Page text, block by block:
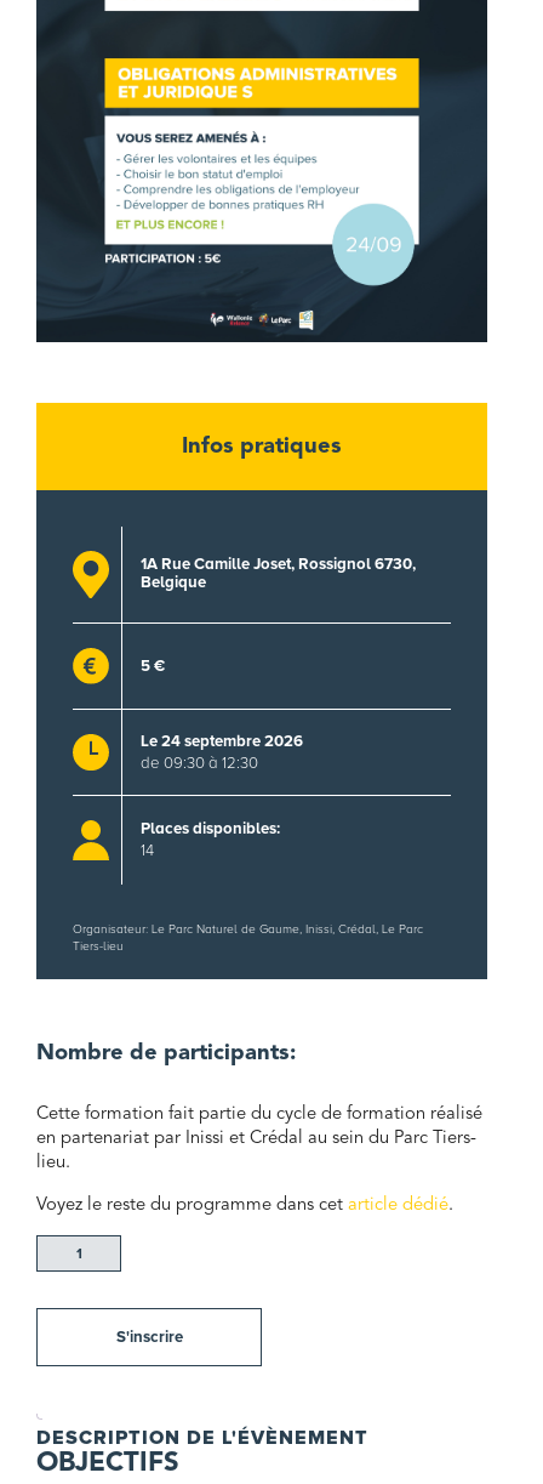
Infos pratiques
1A Rue Camille Joset, Rossignol 6730,
Belgique
5 €
Le 24 septembre 2026
de 09:30 à 12:30
Places disponibles:
14
Organisateur: Le Parc Naturel de Gaume, Inissi, Crédal, Le Parc
Tiers-lieu
Nombre de participants:
Cette formation fait partie du cycle de formation réalisé
en partenariat par Inissi et Crédal au sein du Parc Tiers-
lieu.
Voyez le reste du programme dans cet article dédié.
quantité
de
Obligations
administratives
juridiques
de
ma
S'inscrire
DESCRIPTION DE L'ÉVÈNEMENT
OBJECTIFS